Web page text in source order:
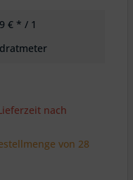
€ * / 1
nach
von 28